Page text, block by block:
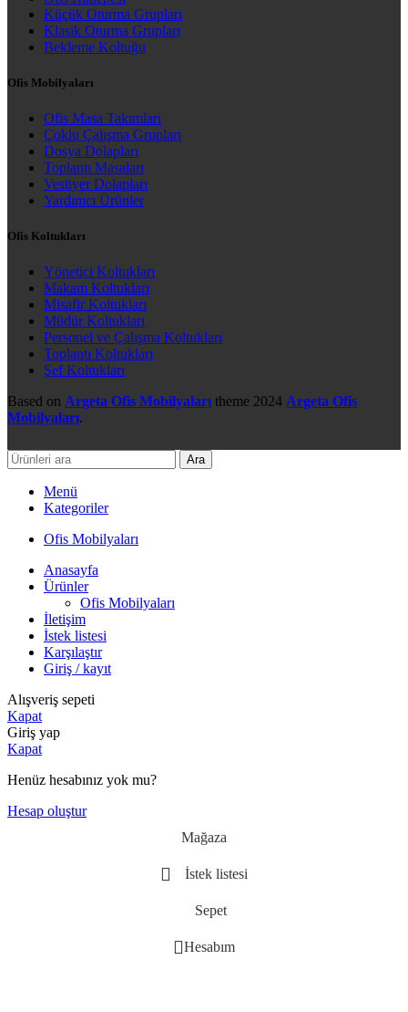
Küçük Oturma Grupları
Klasik Oturma Grupları
Bekleme Koltuğu
Ofis Mobilyaları
Ofis Masa Takımları
Çoklu Çalışma Grupları
Dosya Dolapları
Toplantı Masaları
Vestiyer Dolapları
Yardımcı Ürünler
Ofis Koltukları
Yönetici Koltukları
Makam Koltukları
Misafir Koltukları
Müdür Koltukları
Personel ve Çalışma Koltukları
Toplantı Koltukları
Şef Koltukları
Based on Argeta Ofis Mobilyaları theme 2024 Argeta Ofis
Mobilyaları.
Ara
Menü
Kategoriler
Ofis Mobilyaları
Anasayfa
Ürünler
Ofis Mobilyaları
İletişim
İstek listesi
Karşılaştır
Giriş / kayıt
Alışveriş sepeti
Kapat
Giriş yap
Kapat
Henüz hesabınız yok mu?
Hesap oluştur
Mağaza
İstek listesi
Sepet
Hesabım